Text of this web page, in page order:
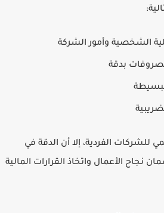
الشخصية وأمور الشركة
بدقة
للشركات الفردية، إلا أن الدقة في
نجاح الأعمال واتخاذ القرارات المالية